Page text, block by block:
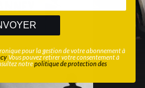
pour la gestion de votre abonnement à
. Vous pouvez retirer votre consentement à
notrepolitique de protection des